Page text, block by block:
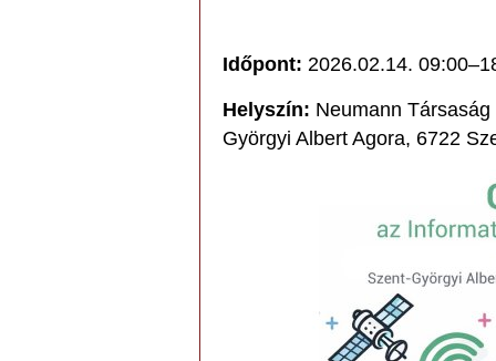
Időpont: 2026.02.14.
Helyszín: Neumann
Györgyi Albert Agora, 6722